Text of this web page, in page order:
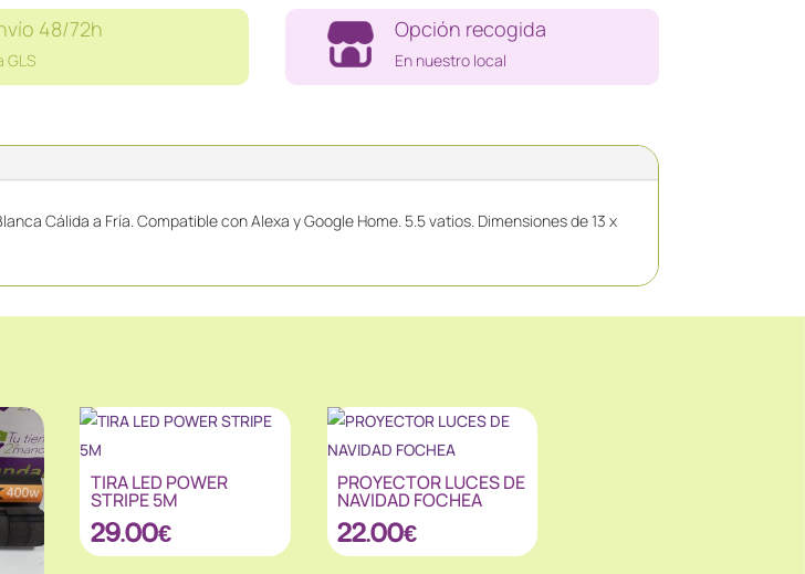
PHILIPS
5633031P7
48/72h
GLS
Opción recogida
En nuestro local
Cálida a Fría. Compatible con Alexa y Google Home. 5.5 vatios. Dimensiones de 13 x
TIRA LED POWER
STRIPE 5M
29.00€
PROYECTOR LUCES DE
NAVIDAD FOCHEA
22.00€